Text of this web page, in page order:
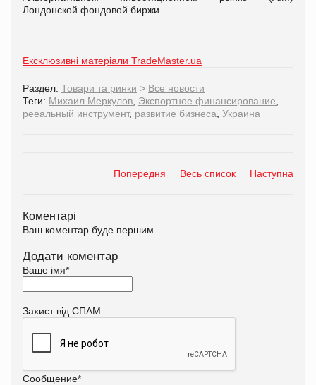
Лондонской фондовой биржи.
Ексклюзивні матеріали TradeMaster.ua
Раздел: Товари та ринки > Все новости
Теги: Михаил Меркулов Экспортное финансирование
рееальный инструмент, развитие бизнеса Украина
Попередня Весь список Наступна
Коментарі
Ваш коментар буде першим.
Додати коментар
Ваше імя*
Захист від СПАМ
Сообщение*